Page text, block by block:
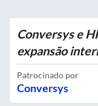
Conversys e
expansão
Patrocinado por
Conversys